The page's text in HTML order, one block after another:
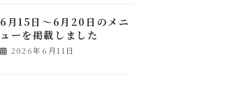
6月15日～6月20日のメニ
ューを掲載しました
2026年6月11日